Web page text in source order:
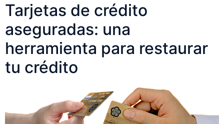
Tarjetas de crédito
aseguradas: una
herramienta para restaurar
tu crédito